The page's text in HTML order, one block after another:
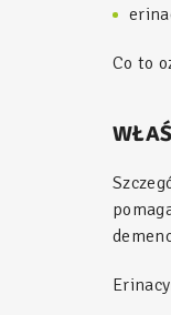
Co to